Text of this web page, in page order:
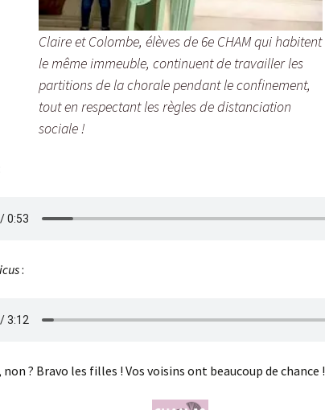
Claire et Colombe, élèves de 6e CHAM qui habitent
le même immeuble, continuent de travailler les
partitions de la chorale pendant le confinement,
tout en respectant les règles de distanciation
sociale !
:
? Bravo les filles ! Vos voisins ont beaucoup de chance !